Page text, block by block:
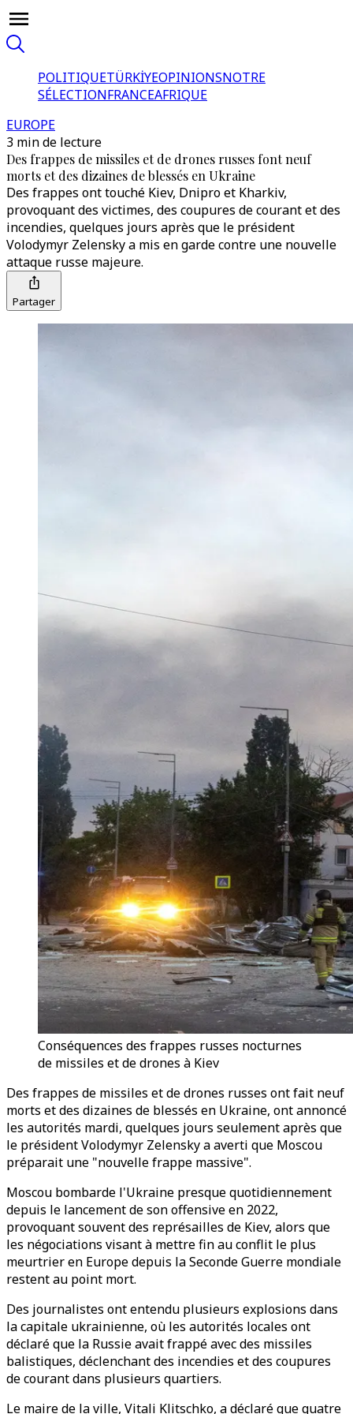
POLITIQUETÜRKİYEOPINIONSNOTRE
SÉLECTIONFRANCEAFRIQUE
EUROPE
3 min de lecture
Des frappes de missiles et de drones russes font neuf
morts et des dizaines de blessés en Ukraine
Des frappes ont touché Kiev, Dnipro et Kharkiv,
provoquant des victimes, des coupures de courant et des
incendies, quelques jours après que le président
Volodymyr Zelensky a mis en garde contre une nouvelle
attaque russe majeure.
Partager
Conséquences des frappes russes nocturnes
de missiles et de drones à Kiev
Des frappes de missiles et de drones russes ont fait neuf
morts et des dizaines de blessés en Ukraine, ont annoncé
les autorités mardi, quelques jours seulement après que
le président Volodymyr Zelensky a averti que Moscou
préparait une "nouvelle frappe massive".
Moscou bombarde l'Ukraine presque quotidiennement
depuis le lancement de son offensive en 2022,
provoquant souvent des représailles de Kiev, alors que
les négociations visant à mettre fin au conflit le plus
meurtrier en Europe depuis la Seconde Guerre mondiale
restent au point mort.
Des journalistes ont entendu plusieurs explosions dans
la capitale ukrainienne, où les autorités locales ont
déclaré que la Russie avait frappé avec des missiles
balistiques, déclenchant des incendies et des coupures
de courant dans plusieurs quartiers.
Le maire de la ville, Vitali Klitschko, a déclaré que quatre